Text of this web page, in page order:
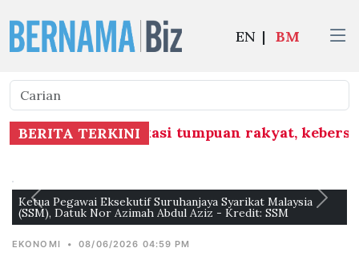
EN | BM
BERITA TERKINI
ambil kira lokasi tumpuan rakyat,
Ketua Pegawai Eksekutif Suruhanjaya Syarikat Malaysia
(SSM), Datuk Nor Azimah Abdul Aziz - Kredit: SSM
EKONOMI • 08/06/2026 04:59 PM